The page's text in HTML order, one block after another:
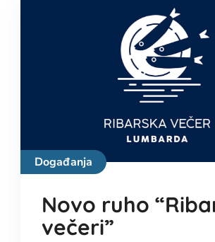
Događanja
Novo ruho
večeri”